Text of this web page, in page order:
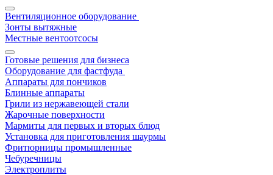
Вентиляционное оборудование
Зонты вытяжные
Местные вентоотсосы
Готовые решения для бизнеса
Оборудование для фастфуда
Аппараты для пончиков
Блинные аппараты
Грили из нержавеющей стали
Жарочные поверхности
Мармиты для первых и вторых блюд
Установка для приготовления шаурмы
Фритюрницы промышленные
Чебуречницы
Электроплиты